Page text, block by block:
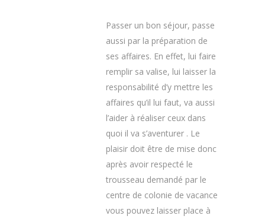
Passer un bon séjour, passe
aussi par la préparation de
ses affaires. En effet, lui faire
remplir sa valise, lui laisser la
responsabilité d’y mettre les
affaires qu’il lui faut, va aussi
l’aider à réaliser ceux dans
quoi il va s’aventurer . Le
plaisir doit être de mise donc
après avoir respecté le
trousseau demandé par le
centre de colonie de vacance
vous pouvez laisser place à